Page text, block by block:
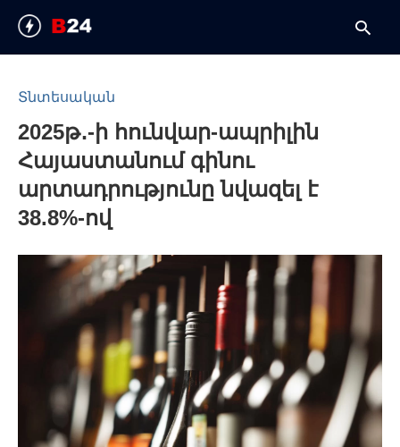
Տնտեսական
2025թ․-ի հունվար-ապրիլին
Հայաստանում գինու
արտադրությունը նվազել է
38.8%-ով